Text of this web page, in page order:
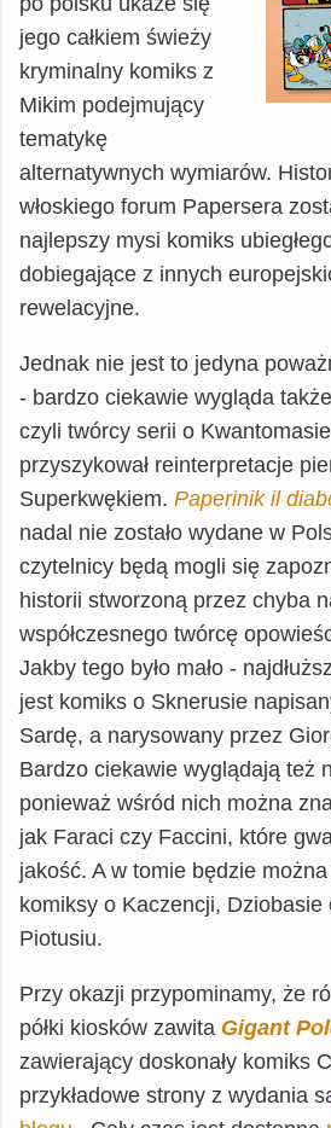
jego całkiem świeży
kryminalny komiks z
Mikim podejmujący
tematykę
alternatywnych wymiarów.
włoskiego forum Papersera
najlepszy mysi komiks
dobiegające z innych
rewelacyjne.
Jednak nie jest to jedyna
- bardzo ciekawie wygląda
czyli twórcy serii o
przyszykował reinterpretacje
Superkwękiem. Paperinik il
nadal nie zostało wydane w
czytelnicy będą mogli się
historii stworzoną przez chyba
współczesnego twórcę
Jakby tego było mało -
jest komiks o Sknerusie
Sardę, a narysowany przez
Bardzo ciekawie wyglądają też
ponieważ wśród nich można
jak Faraci czy Faccini, które
jakość. A w tomie będzie
komiksy o Kaczencji, Dziobasie
Piotusiu.
Przy okazji przypominamy, że
półki kiosków zawita Gigant
zawierający doskonały komiks
przykładowe strony z wydania